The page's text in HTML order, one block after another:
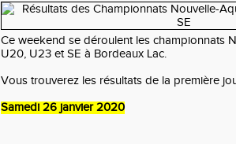
Ce weekend se déroulent les championnats
U20, U23 et SE à Bordeaux Lac.
Vous trouverez les résultats de la première
Samedi 26 janvier 2020